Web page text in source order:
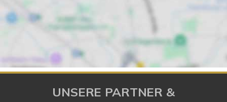
UNSERE PARTNER &